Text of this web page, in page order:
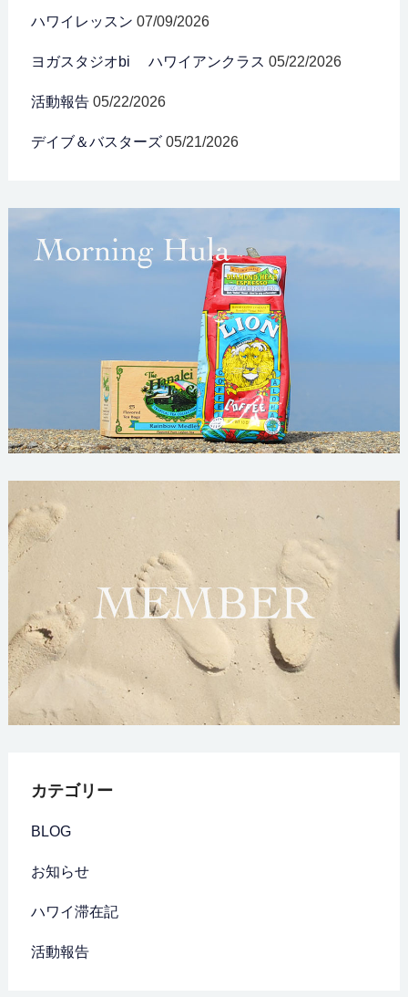
ハワイレッスン 07/09/2026
ヨガスタジオbi ハワイアンクラス 05/22/2026
活動報告 05/22/2026
デイブ＆バスターズ 05/21/2026
カテゴリー
BLOG
お知らせ
ハワイ滞在記
活動報告